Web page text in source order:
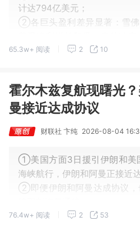
计达794亿美元；
②各巨头盈利差异显著：雪
居首但增幅仅44%；
65.3w+ 阅读 2 10
霍尔木兹复航现曙光
曼接近达成协议
财联社 卞纯 2026-08-04
①美国方面3日援引伊朗和美
海峡航行，伊朗和阿曼正接近
②即便伊朗和阿曼达成协议，
③潜在的协议引发了美国方面
76.4w+ 阅读 2 53